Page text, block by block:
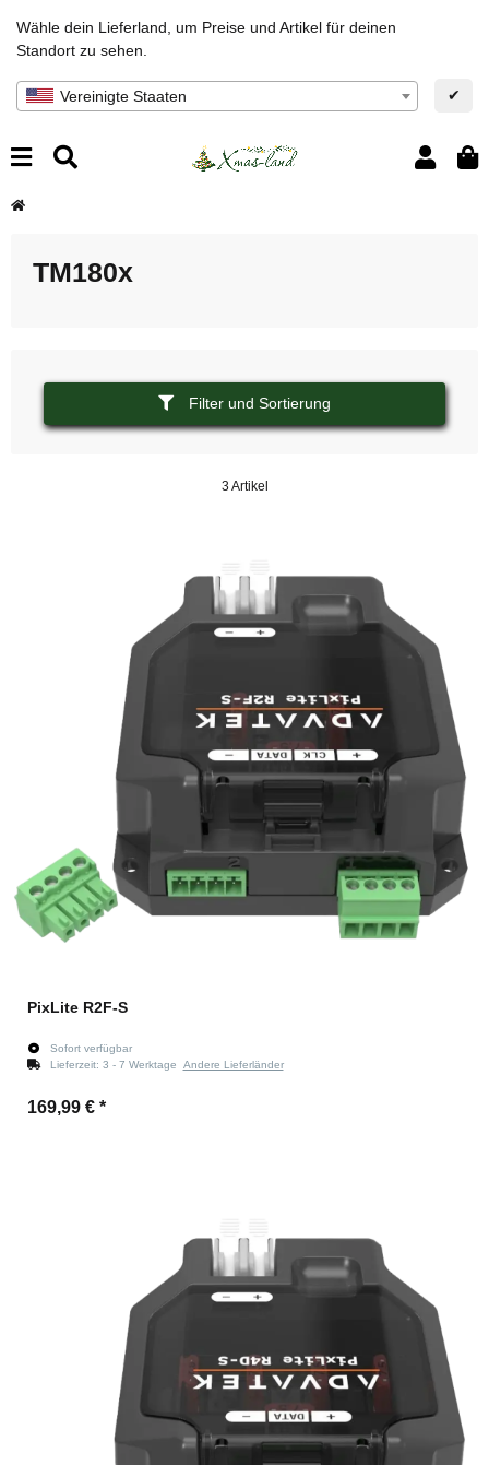
Wähle dein Lieferland, um Preise und Artikel für deinen
Standort zu sehen.
Vereinigte Staaten ✔
TM180x
Filter und Sortierung
3 Artikel
PixLite R2F-S
Sofort verfügbar
Lieferzeit: 3 - 7 Werktage Andere Lieferländer
169,99 € *